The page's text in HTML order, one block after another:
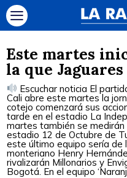
Este martes
la que
Escuchar noticia El
Cali abre este martes la
cotejo comenzará sus
tarde en el estadio La
martes también se medirán
estadio 12 de Octubre de
este último equipo sería de
monteriano Henry
rivalizarán Millonarios y
Bogotá. En el equipo